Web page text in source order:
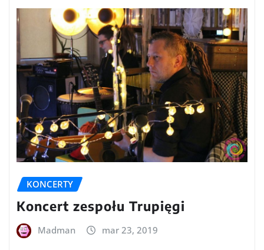
KONCERTY
Koncert zespołu Trupięgi
Madman mar 23, 2019